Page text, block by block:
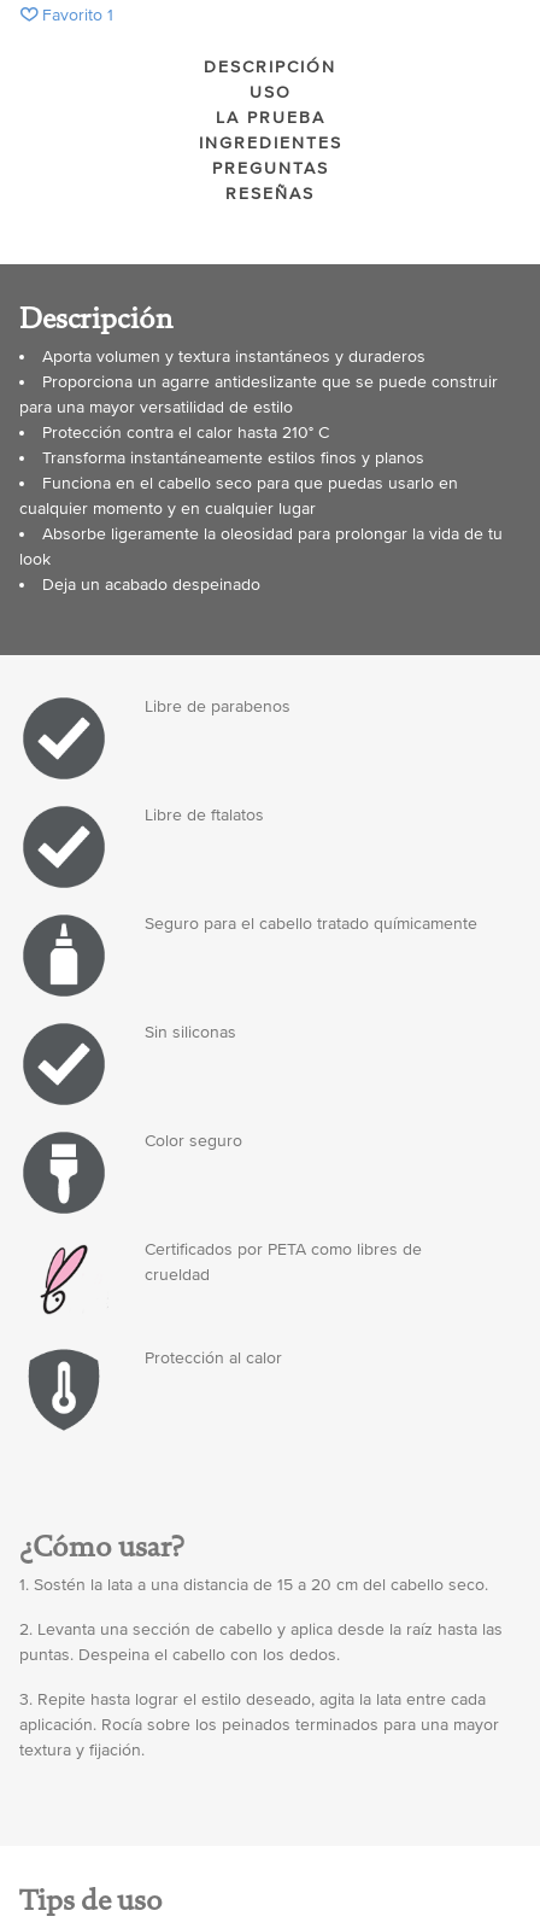
Favorito 1
DESCRIPCIÓN
USO
LA PRUEBA
INGREDIENTES
PREGUNTAS
RESEÑAS
Descripción
Aporta volumen y textura instantáneos y duraderos
Proporciona un agarre antideslizante que se puede construir
para una mayor versatilidad de estilo
Protección contra el calor hasta 210° C
Transforma instantáneamente estilos finos y planos
Funciona en el cabello seco para que puedas usarlo en
cualquier momento y en cualquier lugar
Absorbe ligeramente la oleosidad para prolongar la vida de tu
look
Deja un acabado despeinado
Libre de parabenos
Libre de ftalatos
Seguro para el cabello tratado químicamente
Sin siliconas
Color seguro
Certificados por PETA como libres de
crueldad
Protección al calor
¿Cómo usar?
1. Sostén la lata a una distancia de 15 a 20 cm del cabello seco.
2. Levanta una sección de cabello y aplica desde la raíz hasta las
puntas. Despeina el cabello con los dedos.
3. Repite hasta lograr el estilo deseado, agita la lata entre cada
aplicación. Rocía sobre los peinados terminados para una mayor
textura y fijación.
Tips de uso